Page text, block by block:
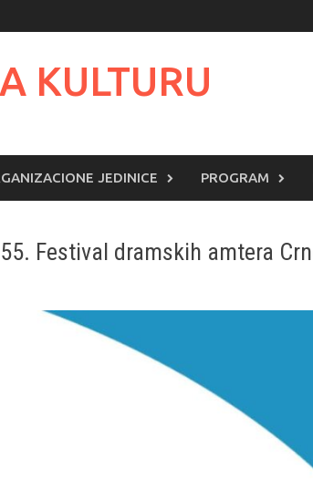
KULTURU
JEDINICE PROGRAM
Festival dramskih amtera